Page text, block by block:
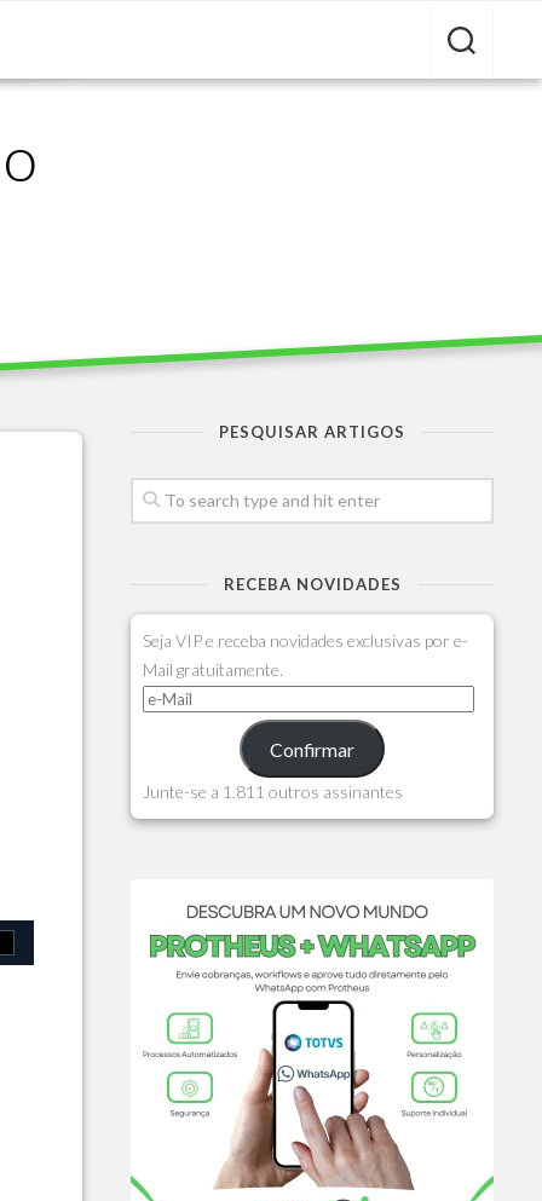
PESQUISAR ARTIGOS
RECEBA NOVIDADES
Seja VIP e receba novidades exclusivas por e-
Mail gratuitamente.
Confirmar
Junte-se a 1.811 outros assinantes